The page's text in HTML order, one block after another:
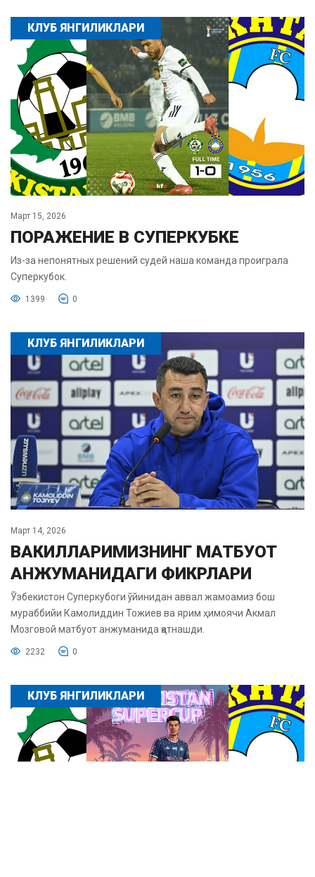
КЛУБ ЯНГИЛИКЛАРИ
Март 15, 2026
ПОРАЖЕНИЕ В СУПЕРКУБКЕ
Из-за непонятных решений судей наша команда проиграла
Суперкубок.
1399 0
КЛУБ ЯНГИЛИКЛАРИ
Март 14, 2026
ВАКИЛЛАРИМИЗНИНГ МАТБУОТ
АНЖУМАНИДАГИ ФИКРЛАРИ
Ўзбекистон Суперкубоги ўйинидан аввал жамоамиз бош
мураббийи Камолиддин Тожиев ва ярим ҳимоячи Акмал
Мозговой матбуот анжуманида қатнашди.
2232 0
КЛУБ ЯНГИЛИКЛАРИ